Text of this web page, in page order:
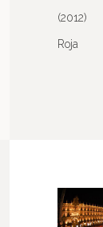
(2012)
Roja